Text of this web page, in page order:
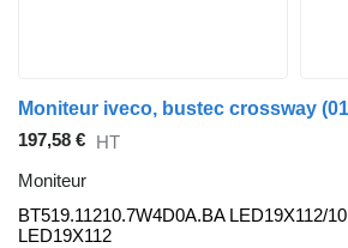
197,58 € HT
Moniteur
BT519.11210.7W4D0A.BA LED19X112/10
LED19X112